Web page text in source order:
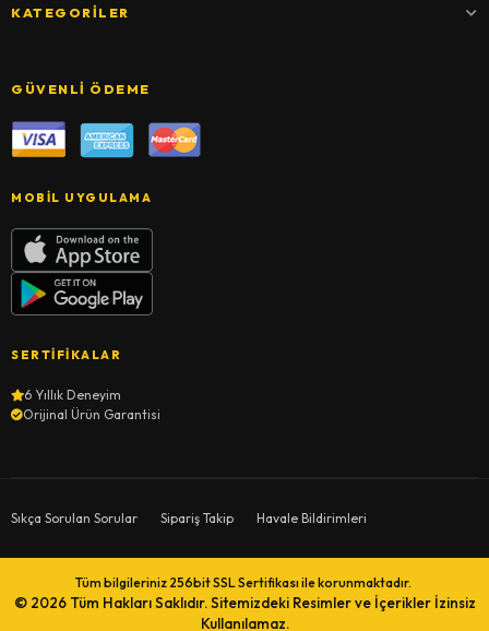
KATEGORILER
GÜVENLI ÖDEME
MOBIL UYGULAMA
SERTIFIKALAR
6 Yıllık Deneyim
Orijinal Ürün Garantisi
Sıkça Sorulan Sorular Sipariş Takip Havale Bildirimleri
Tüm bilgileriniz 256bit SSL Sertifikası ile korunmaktadır.
© 2026 Tüm Hakları Saklıdır. Sitemizdeki Resimler ve İçerikler İzinsiz
Kullanılamaz.